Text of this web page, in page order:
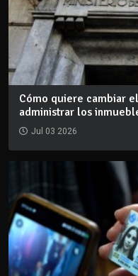
Cómo quiere cambiar
administrar los
Jul 03 2026